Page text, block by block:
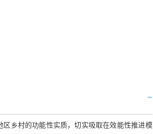
乡村的功能性实质，切实吸取在效能性推进模